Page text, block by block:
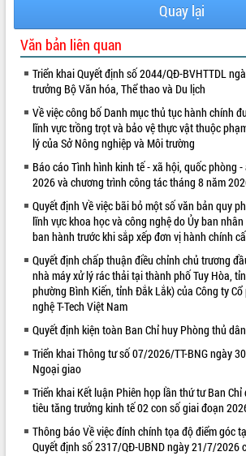
VIDEO
Khám bệnh, cấp phát thuốc miễn phí
và tặng quà người dân xã Cư Pui
Hội nghị UBND tỉnh Đắk Lắk thường kỳ
tháng 7/2026
Lễ truy tặng danh hiệu “Bà Mẹ Việt
Nam Anh hùng” và trao Huân chương
UBND tỉnh Đắk Lắk triển khai nhiệm
vụ 6 tháng cuối năm 2026
Kỳ họp thứ Hai, Hội đồng nhân dân
ALBUM ẢNH
Quay lại
Văn bản liên quan
Triển khai Quyết định số 2044/QĐ-BVHTTDL
trưởng Bộ Văn hóa, Thể thao và Du lịch
Về việc công bố Danh mục thủ tục hành chính
lĩnh vực trồng trọt và bảo vệ thực vật thuộc
lý của Sở Nông nghiệp và Môi trường
Báo cáo Tình hình kinh tế - xã hội, quốc phòng
2026 và chương trình công tác tháng 8 năm
Quyết định Về việc bãi bỏ một số văn bản quy
lĩnh vực khoa học và công nghệ do Ủy ban
ban hành trước khi sắp xếp đơn vị hành chính
Quyết định chấp thuận điều chỉnh chủ trương
nhà máy xử lý rác thải tại thành phố Tuy Hòa,
phường Bình Kiến, tỉnh Đắk Lắk) của Công ty
nghệ T-Tech Việt Nam
Quyết định kiện toàn Ban Chỉ huy Phòng thủ
Triển khai Thông tư số 07/2026/TT-BNG ngày
Ngoại giao
Triển khai Kết luận Phiên họp lần thứ tư Ban
tiêu tăng trưởng kinh tế 02 con số giai đoạn
Thông báo Về việc đính chính tọa độ điểm góc
Quyết định số 2317/QĐ-UBND ngày 21/7/2026